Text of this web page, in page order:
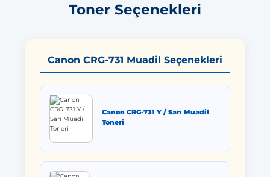
Toner Seçenekleri
Canon CRG-731 Muadil Seçenekleri
Canon CRG-731 Y / Sarı Muadil
Toneri